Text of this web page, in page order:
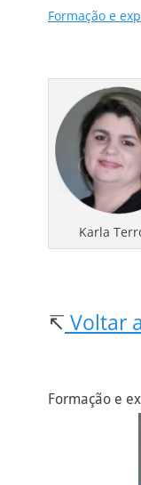
Formação e
Karla
↸ Voltar
Formação e